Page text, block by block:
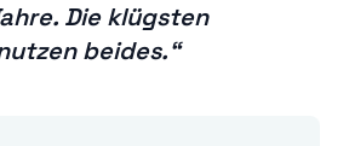
Die klügsten
beides.“